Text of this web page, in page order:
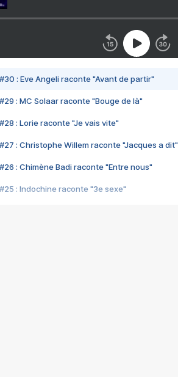
#30 : Eve Angeli raconte "Avant de partir"
#29 : MC Solaar raconte "Bouge de là"
#28 : Lorie raconte "Je vais vite"
#27 : Christophe Willem raconte "Jacques a dit"
#26 : Chimène Badi raconte "Entre nous"
#25 : Indochine raconte "3e sexe"